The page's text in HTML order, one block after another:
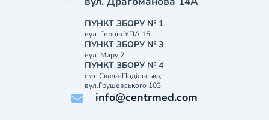
ПУНКТ ЗБОРУ № 1
вул. Героїв УПА 15
ПУНКТ ЗБОРУ № 3
вул. Миру 2
ПУНКТ ЗБОРУ № 4
смт. Скала-Подільська,
вул.Грушевського 103
info@centrmed.com